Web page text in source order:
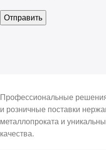
Профессиональные
и розничные поставки
металлопроката и
качества.